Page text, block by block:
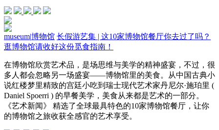
museum|博物馆 长假游艺集 | 这10家博物馆餐厅你去过了吗？
逛博物馆请收好这份觅食指南！
在博物馆欣赏艺术品，是场思维与美学的精神盛宴，不过，很
多人都会忽略另一场盛宴——博物馆里的美食。从中国古典小
说红楼梦里精致的宫廷小吃到瑞士现代艺术家丹尼尔·施珀里 (
Daniel Spoerri ) 的早餐美学，美食从来都是艺术的一部分。
《艺术新闻》 精选了全球最具特色的10家博物馆餐厅，让你
的博物馆之旅收获全感官的艺术享受。